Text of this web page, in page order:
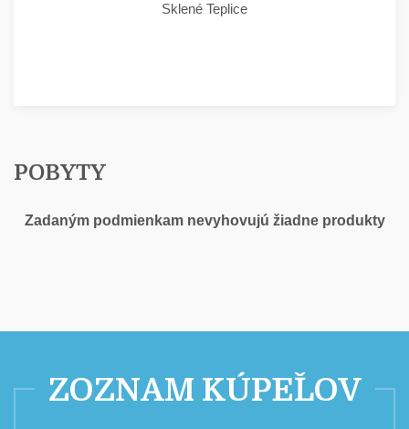
Sklené Teplice
POBYTY
Zadaným podmienkam nevyhovujú žiadne produkty
ZOZNAM KÚPEĽOV